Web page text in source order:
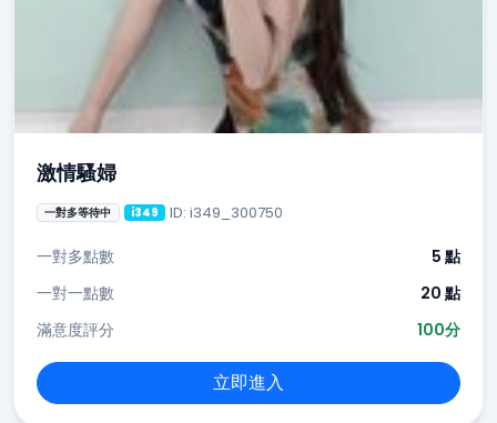
激情騷婦
一對多等待中 i349 ID: i349_300750
一對多點數
5 點
一對一點數
20 點
滿意度評分
100分
立即進入